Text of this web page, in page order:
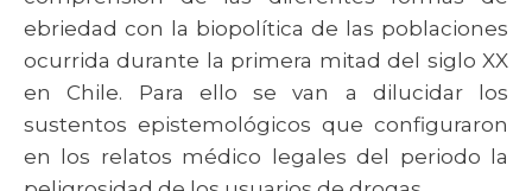
ebriedad con la biopolítica de las poblaciones
ocurrida durante la primera mitad del siglo XX
en Chile. Para ello se van a dilucidar los
sustentos epistemológicos que configuraron
en los relatos médico legales del periodo la